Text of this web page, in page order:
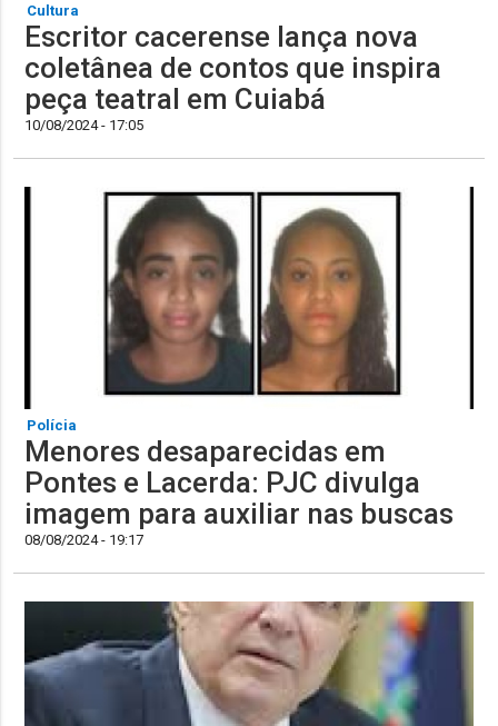
Cultura
Escritor cacerense lança nova
coletânea de contos que inspira
peça teatral em Cuiabá
10/08/2024 - 17:05
Polícia
Menores desaparecidas em
Pontes e Lacerda: PJC divulga
imagem para auxiliar nas buscas
08/08/2024 - 19:17